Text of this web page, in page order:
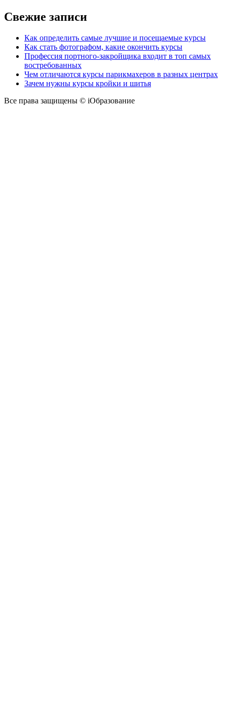
Свежие записи
Как определить самые лучшие и посещаемые курсы
Как стать фотографом, какие окончить курсы
Профессия портного-закройщика входит в топ самых
востребованных
Чем отличаются курсы парикмахеров в разных центрах
Зачем нужны курсы кройки и шитья
Все права защищены © iОбразование